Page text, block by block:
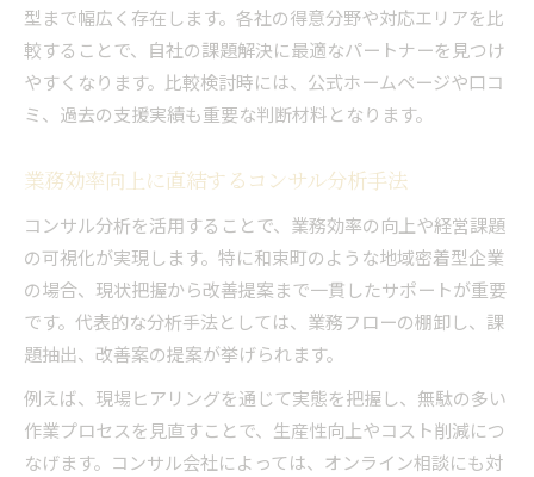
型まで幅広く存在します。各社の得意分野や対応エリアを比
較することで、自社の課題解決に最適なパートナーを見つけ
やすくなります。比較検討時には、公式ホームページや口コ
ミ、過去の支援実績も重要な判断材料となります。
業務効率向上に直結するコンサル分析手法
コンサル分析を活用することで、業務効率の向上や経営課題
の可視化が実現します。特に和束町のような地域密着型企業
の場合、現状把握から改善提案まで一貫したサポートが重要
です。代表的な分析手法としては、業務フローの棚卸し、課
題抽出、改善案の提案が挙げられます。
例えば、現場ヒアリングを通じて実態を把握し、無駄の多い
作業プロセスを見直すことで、生産性向上やコスト削減につ
なげます。コンサル会社によっては、オンライン相談にも対